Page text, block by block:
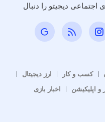
اجتماعی دیجیتو را دنبال
کسب و کار
ارز دیجیتال
و اپلیکیشن اخبار بازی